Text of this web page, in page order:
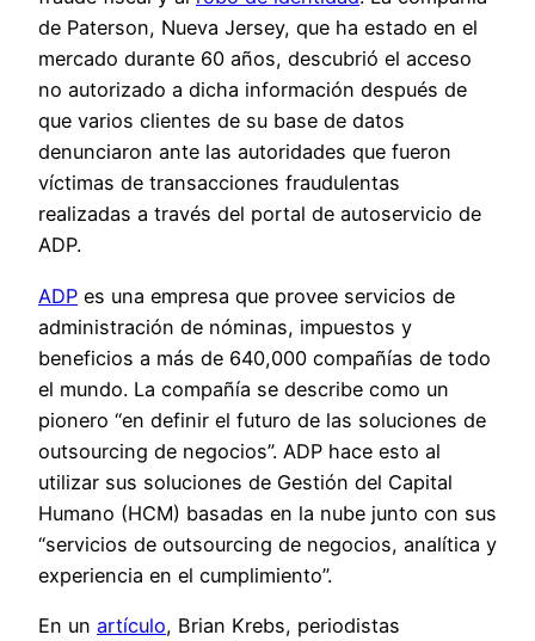
de Paterson, Nueva Jersey, que ha estado en el
mercado durante 60 años, descubrió el acceso
no autorizado a dicha información después de
que varios clientes de su base de datos
denunciaron ante las autoridades que fueron
víctimas de transacciones fraudulentas
realizadas a través del portal de autoservicio de
ADP.
ADP es una empresa que provee servicios de
administración de nóminas, impuestos y
beneficios a más de 640,000 compañías de todo
el mundo. La compañía se describe como un
pionero “en definir el futuro de las soluciones de
outsourcing de negocios”. ADP hace esto al
utilizar sus soluciones de Gestión del Capital
Humano (HCM) basadas en la nube junto con sus
“servicios de outsourcing de negocios, analítica y
experiencia en el cumplimiento”.
En un artículo, Brian Krebs, periodistas